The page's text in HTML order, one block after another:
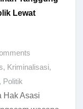
Lewat
, Kriminalisasi,
, Politik
Hak Asasi